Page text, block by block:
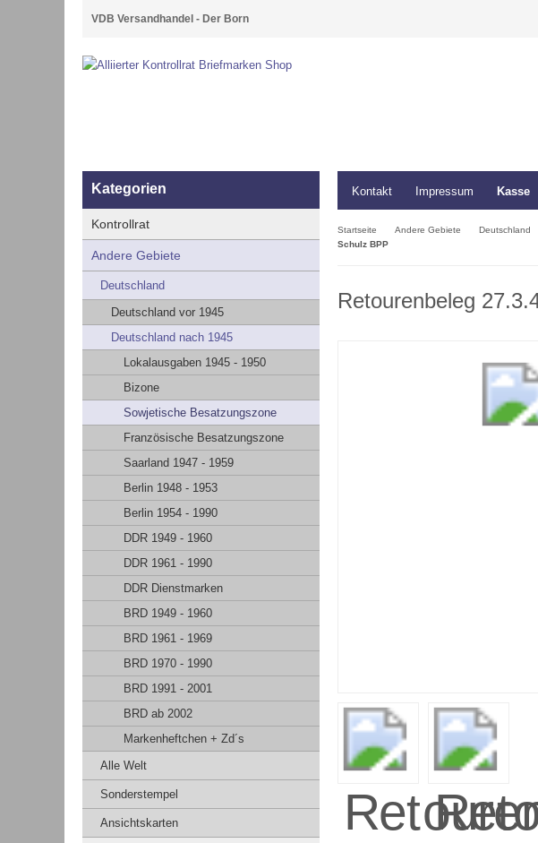
VDB Versandhandel - Der Born
Kontakt Impressum Kasse
Startseite Andere Gebiete Deutschland
Schulz BPP
Retourenbeleg
Kategorien
Kontrollrat
Andere Gebiete
Deutschland
Deutschland vor 1945
Deutschland nach 1945
Lokalausgaben 1945 - 1950
Bizone
Sowjetische Besatzungszone
Französische Besatzungszone
Saarland 1947 - 1959
Berlin 1948 - 1953
Berlin 1954 - 1990
DDR 1949 - 1960
DDR 1961 - 1990
DDR Dienstmarken
BRD 1949 - 1960
BRD 1961 - 1969
BRD 1970 - 1990
BRD 1991 - 2001
BRD ab 2002
Markenheftchen + Zd´s
Alle Welt
Sonderstempel
Ansichtskarten